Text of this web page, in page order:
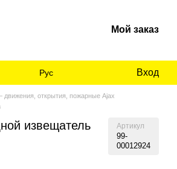
Мой заказ
Рус Вход
движения, открытия, пожарные Ajax
извещатель
Артикул
99-
00012924